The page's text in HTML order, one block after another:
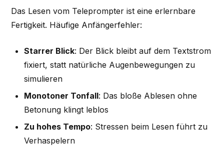
Das Lesen vom Teleprompter ist eine erlernbare
Fertigkeit. Häufige Anfängerfehler:
Starrer Blick: Der Blick bleibt auf dem Textstrom
fixiert, statt natürliche Augenbewegungen zu
simulieren
Monotoner Tonfall: Das bloße Ablesen ohne
Betonung klingt leblos
Zu hohes Tempo: Stressen beim Lesen führt zu
Verhaspelern